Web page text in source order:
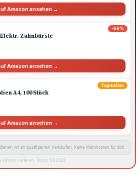
Amazon ansehen →
-50%
Zahnbürste
Amazon ansehen →
Topseller
A4, 100 Stück
Amazon ansehen →
wir an qualifizierten Verkäufen. Keine Mehrkosten für dich.
können variieren · Stand: 9.8.2026